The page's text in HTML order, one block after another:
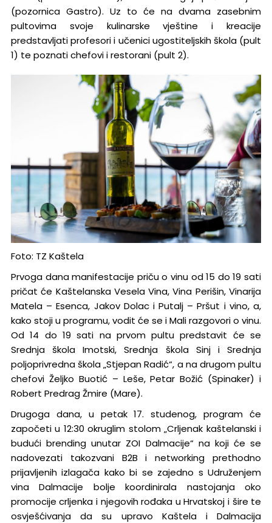
(pozornica Gastro). Uz to će na dvama zasebnim
pultovima svoje kulinarske vještine i kreacije
predstavljati profesori i učenici ugostiteljskih škola (pult
1) te poznati chefovi i restorani (pult 2).
Foto: TZ Kaštela
Prvoga dana manifestacije priču o vinu od 15 do 19 sati
pričat će Kaštelanska Vesela Vina, Vina Perišin, Vinarija
Matela – Esenca, Jakov Dolac i Putalj – Pršut i vino, a,
kako stoji u programu, vodit će se i Mali razgovori o vinu.
Od 14 do 19 sati na prvom pultu predstavit će se
Srednja škola Imotski, Srednja škola Sinj i Srednja
poljoprivredna škola „Stjepan Radić“, a na drugom pultu
chefovi Željko Buotić – Leše, Petar Božić (Spinaker) i
Robert Predrag Žmire (Mare).
Drugoga dana, u petak 17. studenog, program će
započeti u 12:30 okruglim stolom „Crljenak kaštelanski i
budući brending unutar ZOI Dalmacije“ na koji će se
nadovezati takozvani B2B i networking prethodno
prijavljenih izlagača kako bi se zajedno s Udruženjem
vina Dalmacije bolje koordinirala nastojanja oko
promocije crljenka i njegovih rođaka u Hrvatskoj i šire te
osvješćivanja da su upravo Kaštela i Dalmacija